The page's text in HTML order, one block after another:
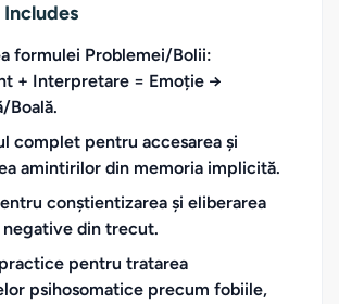
Includes
formulei Problemei/Bolii:
+ Interpretare = Emoție →
Boală.
complet pentru accesarea și
amintirilor din memoria implicită.
conștientizarea și eliberarea
din trecut.
pentru tratarea
psihosomatice precum fobiile,